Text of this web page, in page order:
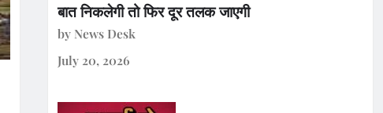
बात निकलेगी तो फिर दूर तलक जाएगी
by News Desk
July 20, 2026